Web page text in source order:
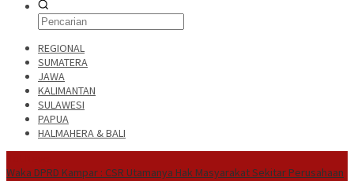
REGIONAL
SUMATERA
JAWA
KALIMANTAN
SULAWESI
PAPUA
HALMAHERA & BALI
Waka DPRD Kampar : CSR Utamanya Hak Masyarakat Sekitar Perusahaan